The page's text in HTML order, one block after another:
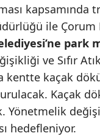
kapsamında
ile Çorum
ve Sıfır
kentte kaçak
Kaçak
Yönetmelik
hedefleniyor.